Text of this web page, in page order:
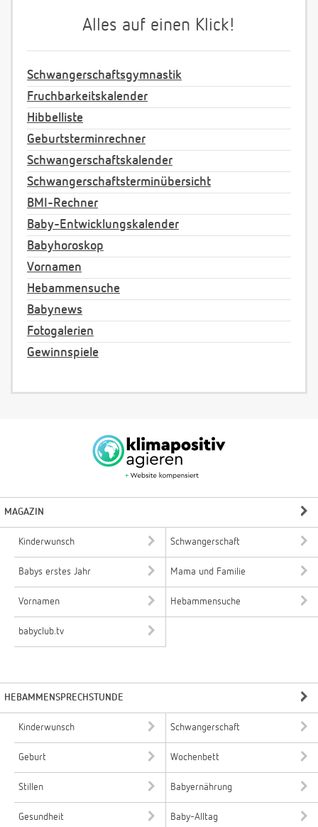
Alles auf einen Klick!
Schwangerschaftsgymnastik
Fruchbarkeitskalender
Hibbelliste
Geburtsterminrechner
Schwangerschaftskalender
Schwangerschaftsterminübersicht
BMI-Rechner
Baby-Entwicklungskalender
Babyhoroskop
Vornamen
Hebammensuche
Babynews
Fotogalerien
Gewinnspiele
MAGAZIN
Kinderwunsch Schwangerschaft
Babys erstes Jahr Mama und Familie
Vornamen Hebammensuche
babyclub.tv
HEBAMMENSPRECHSTUNDE
Kinderwunsch Schwangerschaft
Geburt Wochenbett
Stillen Babyernährung
Gesundheit Baby-Alltag